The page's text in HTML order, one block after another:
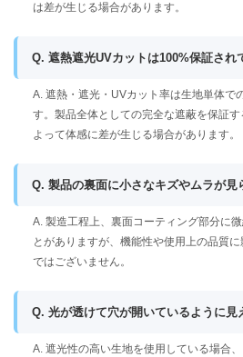
は差が生じる場合があります。
Q. 遮熱遮光UVカットは100%保証され
A. 遮熱・遮光・UVカット率は生地単体で
す。製品全体としての完全な遮蔽を保証
よって体感に差が生じる場合があります。
Q. 製品の裏面に小さなキズやムラが見
A. 製造工程上、裏面コーティング部分に
とがありますが、機能性や使用上の品質
ではございません。
Q. 光が透けて穴が開いているように見
A. 遮光性の高い生地を使用している場合